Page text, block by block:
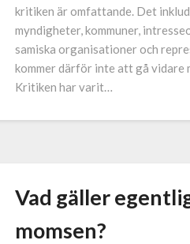
kritiken är omfattande. Det
myndigheter, kommuner,
samiska organisationer och
kommer därför inte att gå vidare
Kritiken har varit…
Vad gäller
momsen?